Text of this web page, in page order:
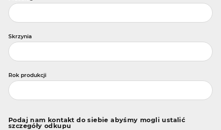
Skrzynia
Rok produkcji
Podaj nam kontakt do siebie abyśmy mogli ustalić
szczegóły odkupu